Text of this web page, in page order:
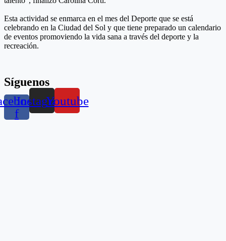
Esta actividad se enmarca en el mes del Deporte que se está
celebrando en la Ciudad del Sol y que tiene preparado un calendario
de eventos promoviendo la vida sana a través del deporte y la
recreación.
Síguenos
f
InstagramYoutube